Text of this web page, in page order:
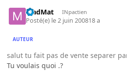
MadMat INpactien
Posté(e) le 2 juin 200818 a
AUTEUR
salut tu fait pas de vente separer
Tu voulais quoi .?